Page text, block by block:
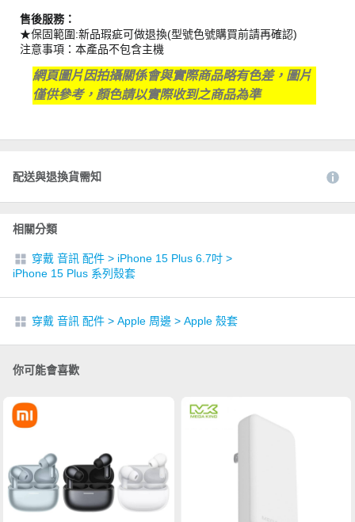
售後服務：
★保固範圍:新品瑕疵可做退換(型號色號購買前請再確認)
注意事項：本產品不包含主機
網頁圖片因拍攝關係會與實際商品略有色差，圖片
僅供參考，顏色請以實際收到之商品為準
配送與退換貨需知
相關分類
穿戴 音訊 配件 > iPhone 15 Plus 6.7吋 >
iPhone 15 Plus 系列殼套
穿戴 音訊 配件 > Apple 周邊 > Apple 殼套
你可能會喜歡